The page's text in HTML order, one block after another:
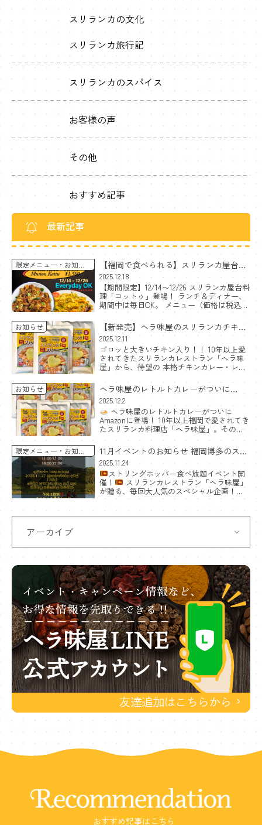
スリランカの文化
スリランカ旅行記
スリランカのスパイス
お客様の声
その他
おすすめ記事
最新記事
限定メニュー
お知ら
【福岡で食べられる】スリランカ屋台料
理コットゥ｜チーズ＆マトン〈期間限
定〉
2025.12.18
【期間限定】12/14〜12/26 スリランカ屋台料
理「コットゥ」登場！ ランチ＆ディナー、
期間中は毎日OK。 メニュー（価格は税込）
チーズコットゥ（Cheese Kottu）｜1,400円
スパイスの香り×チーズのコ […]
お知らせ
【新発売】ヘラ味屋のスリランカチキン
カレー
レトルトセットをAmazonで出品開始！
2025.12.11
ゴロッと大きいチキン入り！！ 10年以上愛
されてきたスリランカレストラン「ヘラ味
屋」から、待望の 本格チキンカレー・レト
ロッと大きいチキンが2個入り レストランの
味そのまま 化 […]
お知らせ
ヘラ味屋のレトルトカレーがついに
Amazonに登場！
2025.12.2
ヘラ味屋のレトルトカレーがついに
Amazonに登場！ 10年以上福岡で愛されてき
たスリランカ料理店「ヘラ味屋」。その大
ーとしてAmazonで購入できるようになりま
した。 お店その […]
限定メニュー
お知ら
せ
11月イベントのお知らせ 福岡博多のスリ
ランカ料理食べ放題
2025.11.24
ストリングホッパー食べ放題イベント開
催！ スリランカレストラン「ヘラ味屋」
が贈る、毎回大人気のスペシャル企画！
2025年11月27日（木）に、期間限定のストリ
ングホッパー食べ放題イベントを開催しま
す！ ス […]
Recommendation
おすすめ記事はこちら